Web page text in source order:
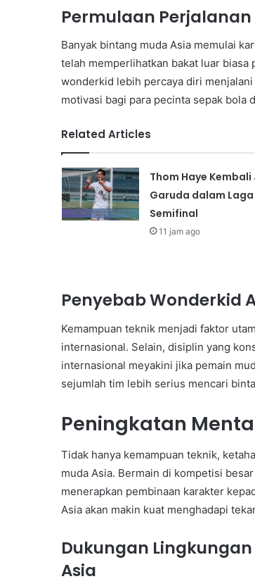
Permulaan
Banyak bintang muda Asia memulai
telah memperlihatkan bakat luar biasa
wonderkid lebih percaya diri
motivasi bagi para pecinta sepak bola
Related Articles
Thom Haye
Garuda dalam
Semifinal
11 jam ago
Penyebab Wonderkid
Kemampuan teknik menjadi faktor
internasional. Selain, disiplin yang
internasional meyakini jika pemain
sejumlah tim lebih serius mencari
Peningkatan
Tidak hanya kemampuan teknik,
muda Asia. Bermain di kompetisi
menerapkan pembinaan karakter
Asia akan makin kuat menghadapi
Dukungan
Asia